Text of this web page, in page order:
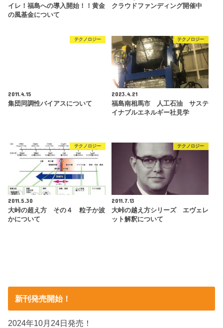
イレ！福島への導入開始！！黄金
の風基金について
クラウドファンディング開催中
テクノロジー
2011.4.15
集団同調性バイアスについて
テクノロジー
2023.4.21
福島南相馬市 人工石油 サステ
イナブルエネルギー社見学
テクノロジー
2011.5.30
大峠の超え方 その４ 粒子か波
かについて
テクノロジー
2011.7.13
大峠の越え方シリーズ エヴェレ
ット解釈について
新刊発売開始！
2024年10月24日発売！